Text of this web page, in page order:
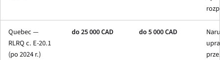
Quebec —
RLRQ c. E-20.1
(po 2024 r.)
do 25 000 CAD do 5 000 CAD